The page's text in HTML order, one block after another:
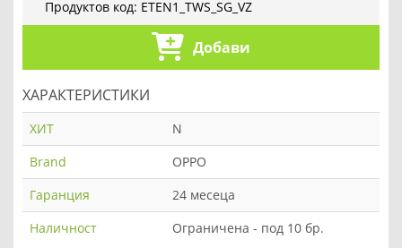
Продуктов код: ETEN1_TWS_SG_VZ
Добави
ХАРАКТЕРИСТИКИ
ХИТ
N
Brand
OPPO
Гаранция
24 месеца
Наличност
Ограничена - под 10 бр.